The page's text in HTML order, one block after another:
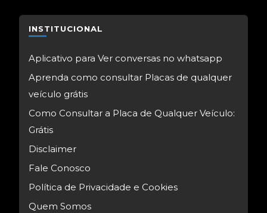
INSTITUCIONAL
Aplicativo para Ver conversas no whatsapp
Aprenda como consultar Placas de qualquer
veículo grátis
Como Consultar a Placa de Qualquer Veículo:
Grátis
Disclaimer
Fale Conosco
Política de Privacidade e Cookies
Quem Somos